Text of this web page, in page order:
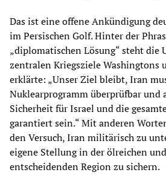
Das ist eine offene Ankündigung
im Persischen Golf. Hinter der
„diplomatischen Lösung“ steht die
zentralen Kriegsziele Washingtons
erklärte: „Unser Ziel bleibt, Iran
Nuklearprogramm überprüfbar und
Sicherheit für Israel und die
garantiert sein.“ Mit anderen
den Versuch, Iran militärisch zu
eigene Stellung in der ölreichen
entscheidenden Region zu sichern.